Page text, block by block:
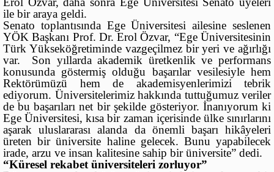
ile bir araya geldi.
Senato toplantısında Ege Üniversitesi ailesine seslenen
YÖK Başkanı Prof. Dr. Erol Özvar, “Ege Üniversitesinin
Türk Yükseköğretiminde vazgeçilmez bir yeri ve ağırlığı
var. Son yıllarda akademik üretkenlik ve performans
konusunda göstermiş olduğu başarılar vesilesiyle hem
Rektörümüzü hem de akademisyenlerimizi tebrik
ediyorum. Üniversitelerimiz hakkında tuttuğumuz veriler
de bu başarıları net bir şekilde gösteriyor. İnanıyorum ki
Ege Üniversitesi, kısa bir zaman içerisinde ülke sınırlarını
aşarak uluslararası alanda da önemli başarı hikâyeleri
üreten bir üniversite haline gelecek. Bunu yapabilecek
irade, arzu ve insan kalitesine sahip bir üniversite” dedi.
“Küresel rekabet üniversiteleri zorluyor”